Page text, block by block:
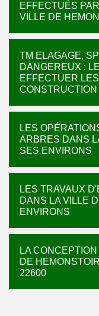
EFFECTUÉS
VILLE DE
TM ELAGAGE,
DANGEREUX :
EFFECTUER
LES
ARBRES DANS
SES ENVIRONS
LES TRAVAUX
DANS LA VILLE
ENVIRONS
LA
DE
22600